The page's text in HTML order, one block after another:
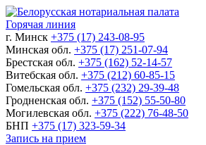
Горячая линия
г. Минск +375 (17) 243-08-95
Минская обл. +375 (17) 251-07-94
Брестская обл. +375 (162) 52-14-57
Витебская обл. +375 (212) 60-85-15
Гомельская обл. +375 (232) 29-39-48
Гродненская обл. +375 (152) 55-50-80
Могилевская обл. +375 (222) 76-48-50
БНП +375 (17) 323-59-34
Запись на прием